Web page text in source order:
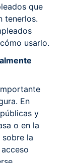
que
tenerlos.
usarlo.
En
y
o en la
la